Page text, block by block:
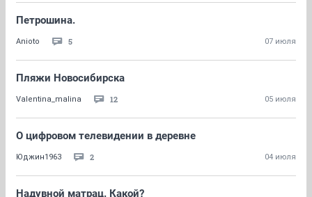
Петрошина.
Anioto 5 07 июля
Пляжи Новосибирска
Valentina_malina 12 05 июля
О цифровом телевидении в деревне
Юджин1963 2 04 июля
Надувной матрац. Какой?